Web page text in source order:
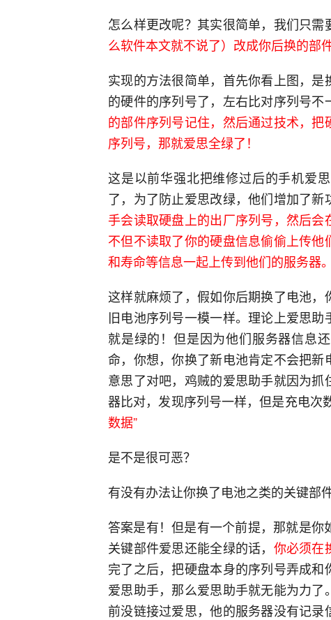
怎么样更改呢？其实很简单，我们只需
么软件本文就不说了）改成你后换的部
实现的方法很简单，首先你看上图，
的硬件的序列号了，左右比对序列号
的部件序列号记住，然后通过技术，
序列号，那就爱思全绿了！
这是以前华强北把维修过后的手机爱
了，为了防止爱思改绿，他们增加了新
手会读取硬盘上的出厂序列号，然后
不但不读取了你的硬盘信息偷偷上传
和寿命等信息一起上传到他们的服务器。
这样就麻烦了，假如你后期换了电池
旧电池序列号一模一样。理论上爱思
就是绿的！但是因为他们服务器信息
命，你想，你换了新电池肯定不会把
意思了对吧，鸡贼的爱思助手就因为
器比对，发现序列号一样，但是充电次
数据”
是不是很可恶？
有没有办法让你换了电池之类的关键部
答案是有！但是有一个前提，那就是
关键部件爱思还能全绿的话， 你必须在
完了之后，把硬盘本身的序列号弄成
爱思助手，那么爱思助手就无能为力
前没链接过爱思，他的服务器没有记